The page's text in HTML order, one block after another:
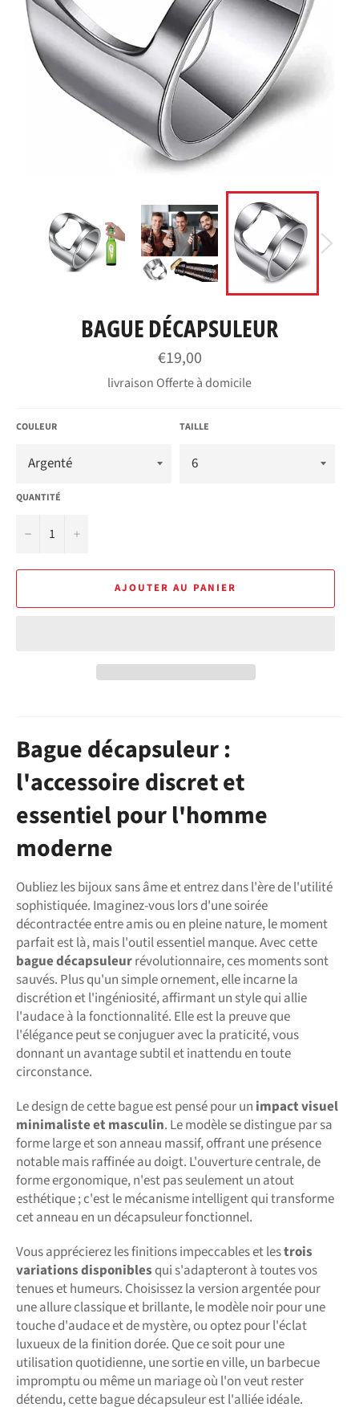
BAGUE DÉCAPSULEUR
Prix
régulier
€19,00
livraison Offerte à domicile
COULEUR TAILLE
QUANTITÉ
− +
AJOUTER AU PANIER
Bague décapsuleur :
l'accessoire discret et
essentiel pour l'homme
moderne
Oubliez les bijoux sans âme et entrez dans l'ère de l'utilité
sophistiquée. Imaginez-vous lors d'une soirée
décontractée entre amis ou en pleine nature, le moment
parfait est là, mais l'outil essentiel manque. Avec cette
bague décapsuleurrévolutionnaire, ces moments sont
sauvés. Plus qu'un simple ornement, elle incarne la
discrétion et l'ingéniosité, affirmant un style qui allie
l'audace à la fonctionnalité. Elle est la preuve que
l'élégance peut se conjuguer avec la praticité, vous
donnant un avantage subtil et inattendu en toute
circonstance.
Le design de cette bague est pensé pour un impact visuel
minimaliste et masculin. Le modèle se distingue par sa
forme large et son anneau massif, offrant une présence
notable mais raffinée au doigt. L'ouverture centrale, de
forme ergonomique, n'est pas seulement un atout
esthétique ; c'est le mécanisme intelligent qui transforme
cet anneau en un décapsuleur fonctionnel.
Vous apprécierez les finitions impeccables et lestrois
variations disponiblesqui s'adapteront à toutes vos
tenues et humeurs. Choisissez la version argentée pour
une allure classique et brillante, le modèle noir pour une
touche d'audace et de mystère, ou optez pour l'éclat
luxueux de la finition dorée. Que ce soit pour une
utilisation quotidienne, une sortie en ville, un barbecue
impromptu ou même un mariage où l'on veut rester
détendu, cette bague décapsuleur est l'alliée idéale.